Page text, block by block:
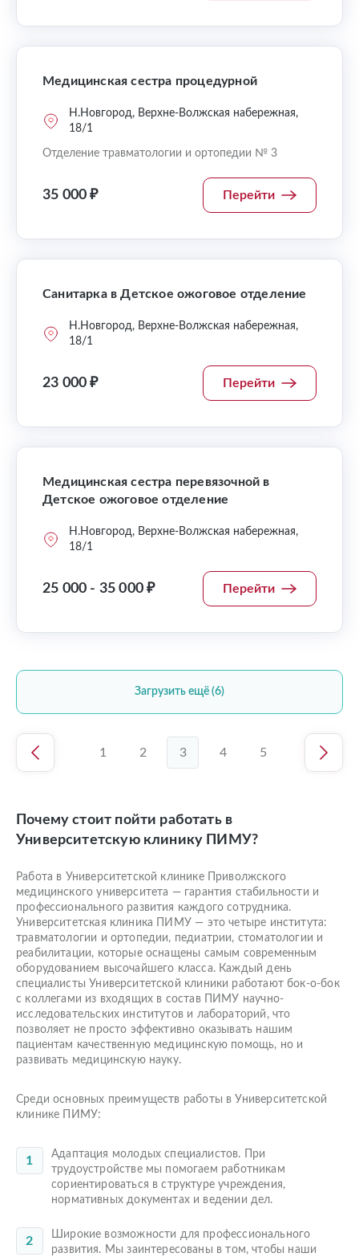
Медицинская сестра процедурной
Н.Новгород, Верхне-Волжская набережная,
18/1
Отделение травматологии и ортопедии № 3
35 000 ₽ Перейти
Санитарка в Детское ожоговое отделение
Н.Новгород, Верхне-Волжская набережная,
18/1
23 000 ₽ Перейти
Медицинская сестра перевязочной в
Детское ожоговое отделение
Н.Новгород, Верхне-Волжская набережная,
18/1
25 000 - 35 000 ₽ Перейти
Загрузить ещё (6)
1 2 3 4 5
Почему стоит пойти работать в
Университетскую клинику ПИМУ?
Работа в Университетской клинике Приволжского
медицинского университета — гарантия стабильности и
профессионального развития каждого сотрудника.
Университетская клиника ПИМУ — это четыре института:
травматологии и ортопедии, педиатрии, стоматологии и
реабилитации, которые оснащены самым современным
оборудованием высочайшего класса. Каждый день
специалисты Университетской клиники работают бок-о-бок
с коллегами из входящих в состав ПИМУ научно-
исследовательских институтов и лабораторий, что
позволяет не просто эффективно оказывать нашим
пациентам качественную медицинскую помощь, но и
развивать медицинскую науку.
Среди основных преимуществ работы в Университетской
клинике ПИМУ:
Адаптация молодых специалистов. При
трудоустройстве мы помогаем работникам
сориентироваться в структуре учреждения,
нормативных документах и ведении дел.
Широкие возможности для профессионального
развития. Мы заинтересованы в том, чтобы наши